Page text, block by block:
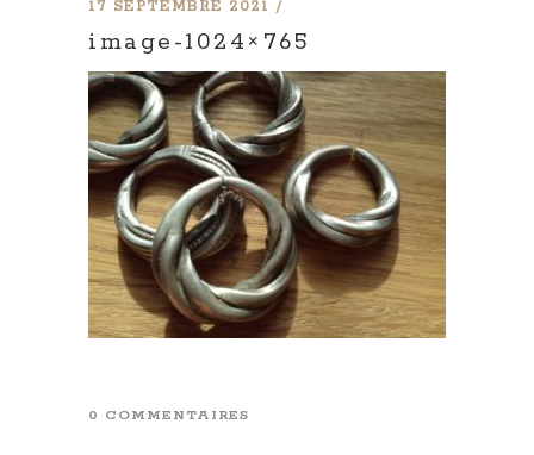
17 SEPTEMBRE 2021
image-1024×765
0 COMMENTAIRES